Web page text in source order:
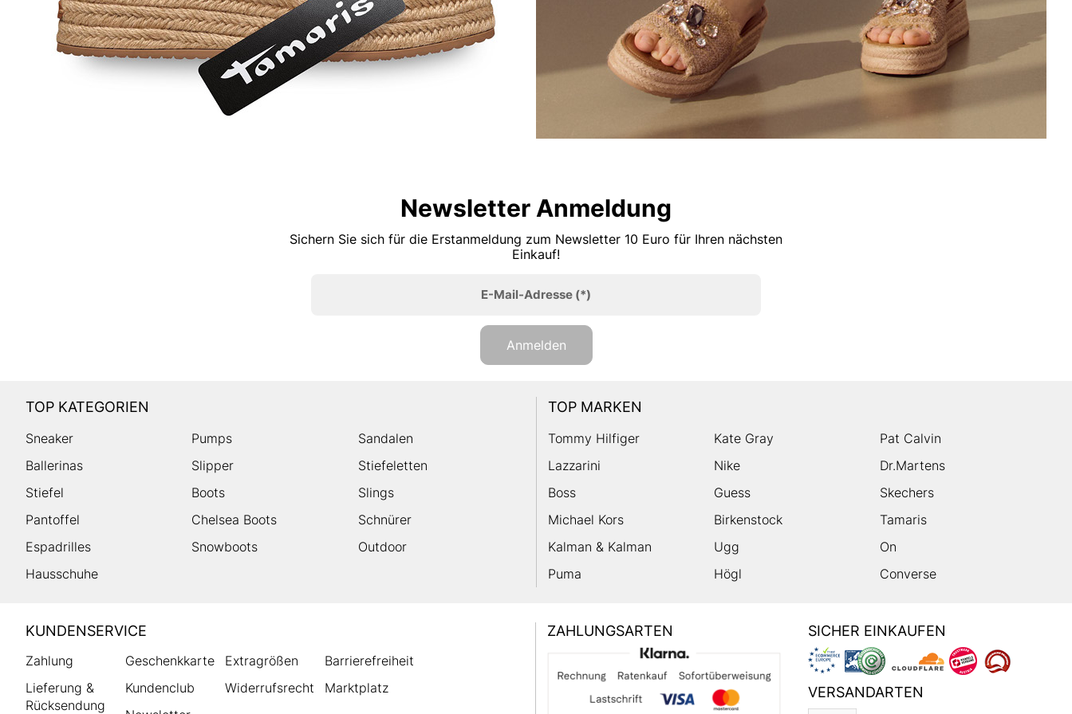
Newsletter Anmeldung
Sichern Sie sich für die Erstanmeldung zum Newsletter 10 Euro für Ihren nächsten
Einkauf!
E-Mail-Adresse(*)
Anmelden
TOP KATEGORIEN
Sneaker Pumps
Sandalen
Ballerinas
Slipper
Stiefeletten
Stiefel
Boots
Slings
Pantoffel
Chelsea Boots
Schnürer
Espadrilles
Snowboots
Outdoor
Hausschuhe
TOP MARKEN
Tommy Hilfiger Kate Gray
Pat Calvin
Lazzarini
Nike
Dr.Martens
Boss
Guess
Skechers
Michael Kors
Birkenstock
Tamaris
Kalman & Kalman
Ugg
On
Puma
Högl Converse
HUMANIC
Footer
KUNDENSERVICE
Zahlung
Lieferung &
Rücksendung
Geschenkkarte
Kundenclub
Extragrößen
Widerrufsrecht
Barrierefreiheit
Marktplatz
ZAHLUNGSARTEN SICHER EINKAUFEN
VERSANDARTEN